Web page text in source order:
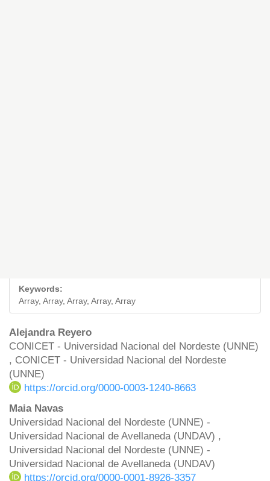
Keywords:
Array, Array, Array, Array, Array
Main
Article
Content
Alejandra Reyero
CONICET - Universidad Nacional del Nordeste (UNNE)
, CONICET - Universidad Nacional del Nordeste
(UNNE)
https://orcid.org/0000-0003-1240-8663
Maia Navas
Universidad Nacional del Nordeste (UNNE) -
Universidad Nacional de Avellaneda (UNDAV) ,
Universidad Nacional del Nordeste (UNNE) -
Universidad Nacional de Avellaneda (UNDAV)
https://orcid.org/0000-0001-8926-3357